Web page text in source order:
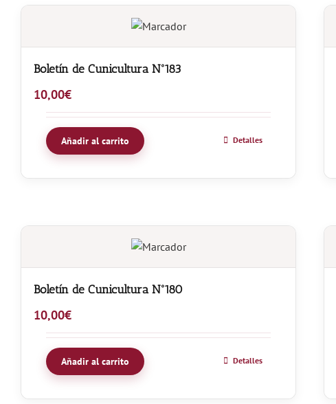
Boletín de Cunicultura Nº183
10,00€
Añadir al carrito Detalles
Boletín de Cunicultura Nº180
10,00€
Añadir al carrito Detalles